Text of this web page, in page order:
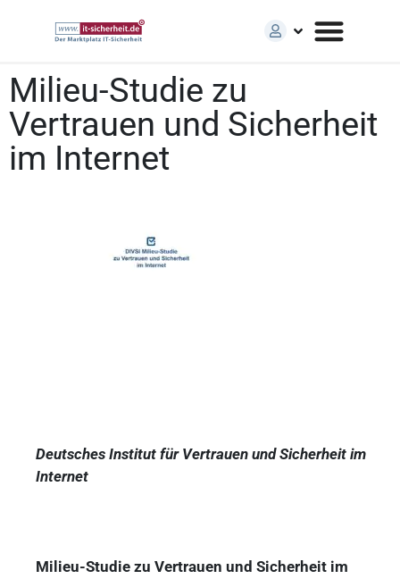
Milieu-Studie zu
Vertrauen und Sicherheit
im Internet
Deutsches Institut für Vertrauen und Sicherheit im
Internet
Milieu-Studie zu Vertrauen und Sicherheit im